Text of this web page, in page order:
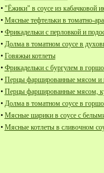
• "Ёжики" в соусе из кабачковой
• Мясные тефтельки в томатно-
• Фрикадельки с перловкой и
• Долма в томатном соусе в
• Говяжьи котлеты
• Фрикадельки с бургулем в
• Перцы фаршированные мясом и
• Перцы фаршированные мясом,
• Долма в томатном соусе в
• Мясные шарики в соусе с
• Мясные котлеты в сливочном